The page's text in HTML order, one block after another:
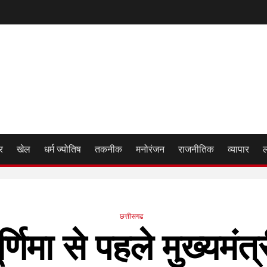
खेल धर्म ज्योतिष तकनीक मनोरंजन राजनीतिक व्यापार
छत्तीसगढ
से पहले